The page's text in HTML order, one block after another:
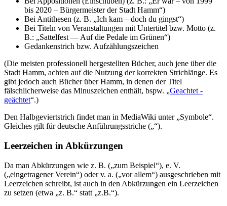
bis 2020 – Bürgermeister der Stadt Hamm“)
Bei Antithesen (z. B. „Ich kam – doch du gingst“)
Bei Titeln von Veranstaltungen mit Untertitel bzw. Motto (z.
B.: „Sattelfest — Auf die Pedale im Grünen“)
Gedankenstrich bzw. Aufzählungszeichen
(Die meisten professionell hergestellten Bücher, auch jene über die
Stadt Hamm, achten auf die Nutzung der korrekten Strichlänge. Es
gibt jedoch auch Bücher über Hamm, in denen der Titel
fälschlicherweise das Minuszeichen enthält, bspw. „Geachtet -
geächtet“.)
Den Halbgeviertstrich findet man in MediaWiki unter „Symbole“.
Gleiches gilt für deutsche Anführungsstriche („“).
Leerzeichen in Abkürzungen
Da man Abkürzungen wie z. B. („zum Beispiel“), e. V.
(„eingetragener Verein“) oder v. a. („vor allem“) ausgeschrieben mit
Leerzeichen schreibt, ist auch in den Abkürzungen ein Leerzeichen
zu setzen (etwa „z. B.“ statt „z.B.“).